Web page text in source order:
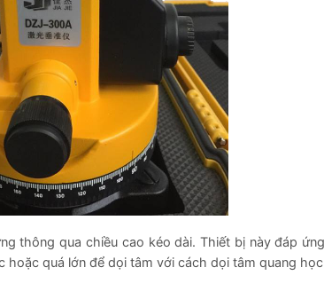
thông qua chiều cao kéo dài. Thiết bị này đáp
quá lớn để dọi tâm với cách dọi tâm quang